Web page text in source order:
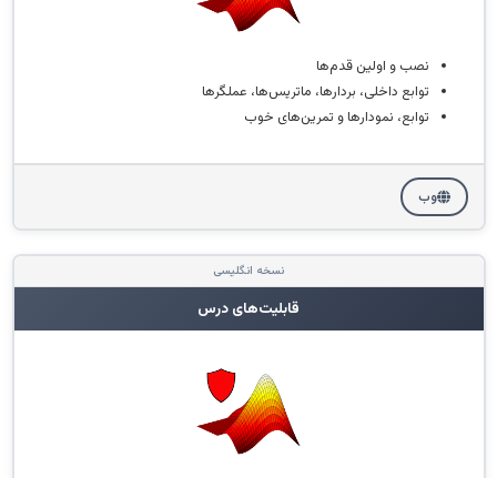
نصب و اولین قدم‌ها
توابع داخلی، بردارها، ماتریس‌ها، عملگرها
توابع، نمودارها و تمرین‌های خوب
وب
نسخه انگلیسی
قابلیت‌های درس